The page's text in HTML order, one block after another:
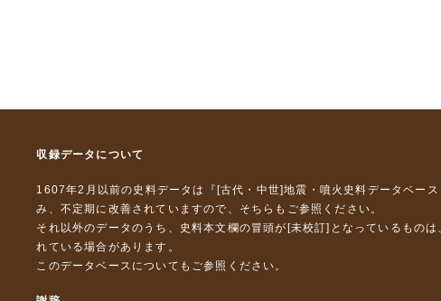
収録データについて
1607年2月以前の史料データは『 [古代・中世]地震・噴火史料データベース
み、不定期に改善されていますので、 そちら もご参照ください。
それ以外のデータのうち、史料本文欄の冒頭が[未校訂]となっているもの
れている場合があります。
このデータベースについて もご参照ください。